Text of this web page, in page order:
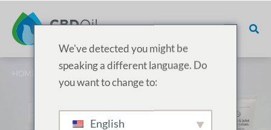
PRODUCTEN / CBD OLIE MENGSELS
CBD-olie
We've detected you might be
speaking a different language. Do
you want to change to:
English